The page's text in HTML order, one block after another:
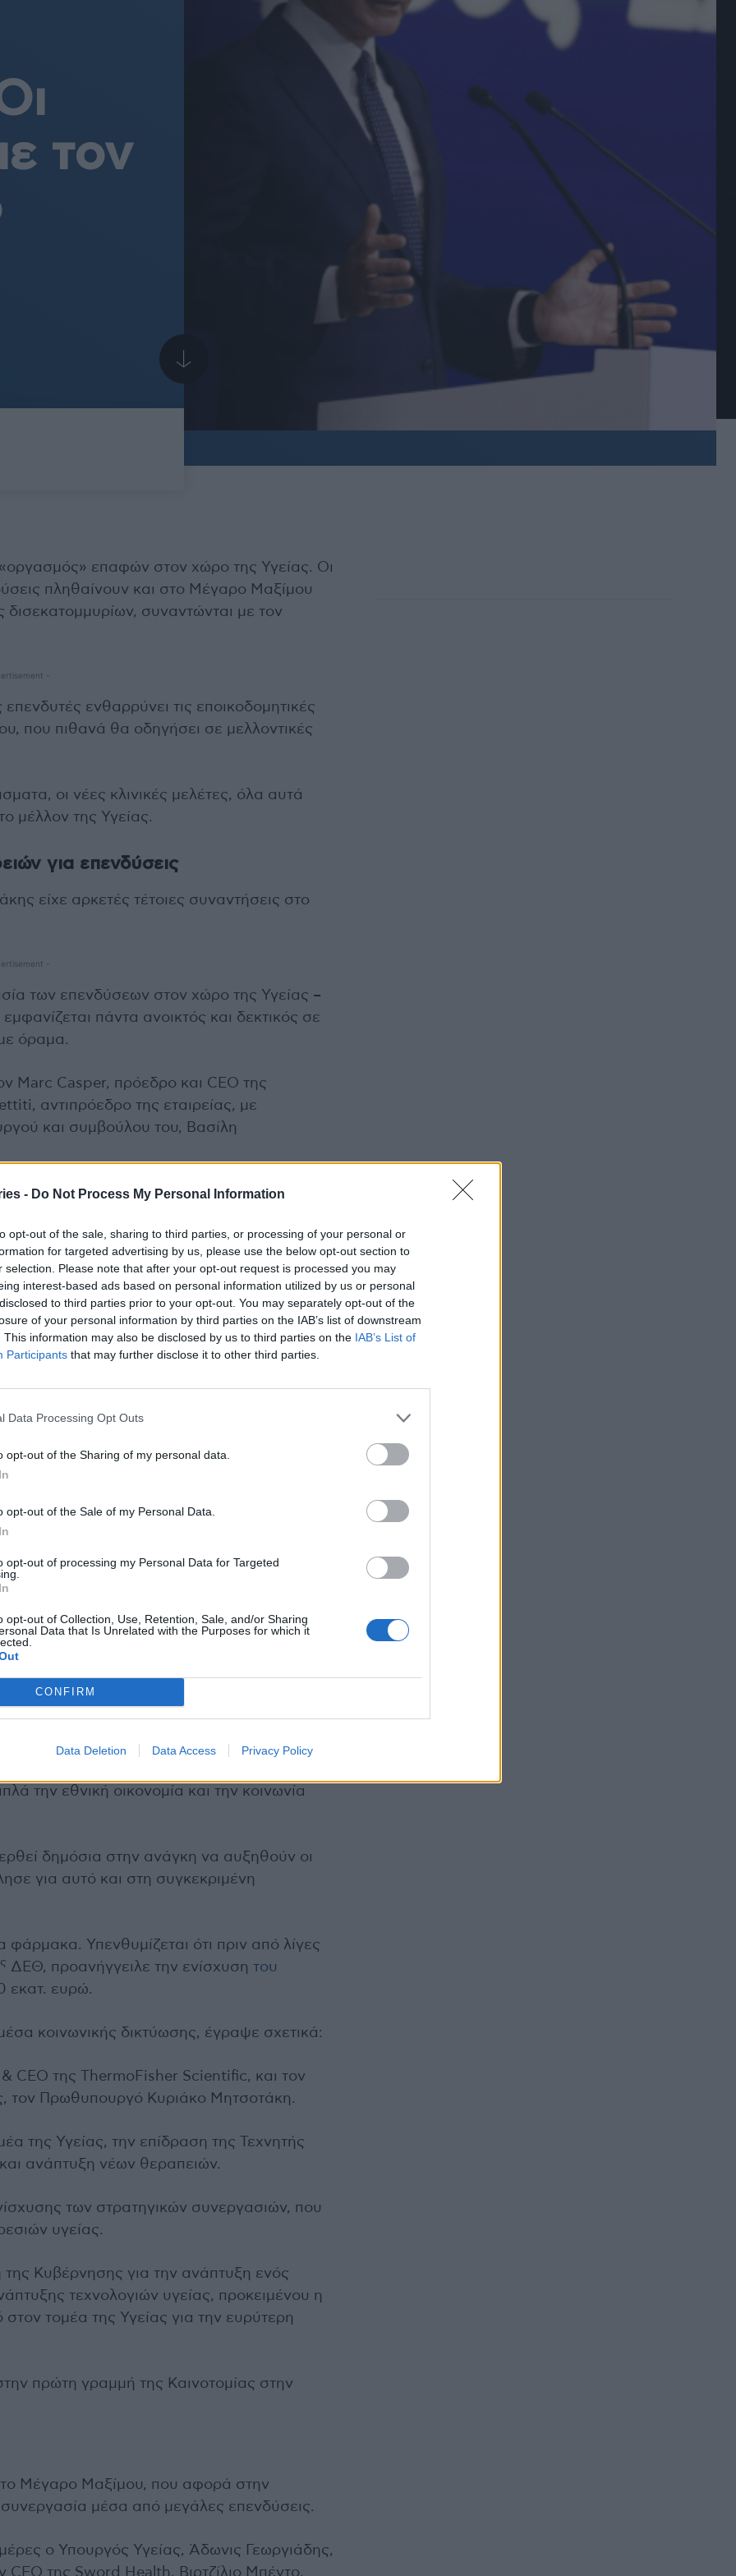
- Do Not Process My Personal Information
opt-out of the sale, sharing to third parties, or processing of your personal or
for targeted advertising by us, please use the below opt-out section to
selection. Please note that after your opt-out request is processed you may
interest-based ads based on personal information utilized by us or personal
to third parties prior to your opt-out. You may separately opt-out of the
of your personal information by third parties on the IAB’s list of downstream
This information may also be disclosed by us to third parties on the IAB’s List of
Participants that may further disclose it to other third parties.
Data Processing Opt Outs
opt-out of the Sharing of my personal data.
opt-out of the Sale of my Personal Data.
opt-out of processing my Personal Data for Targeted
opt-out of Collection, Use, Retention, Sale, and/or Sharing
Data that Is Unrelated with the Purposes for which it
CONFIRM
Data Deletion Data Access Privacy Policy
τον
«οργασμός» επαφών στον χώρο της Υγείας. Οι
πληθαίνουν και στο Μέγαρο Μαξίμου
συναντώνται με τον
-
ενθαρρύνει τις εποικοδομητικές
που πιθανά θα οδηγήσει σε μελλοντικές
οι νέες κλινικές μελέτες, όλα αυτά
μέλλον της Υγείας.
για επενδύσεις
είχε αρκετές τέτοιες συναντήσεις στο
-
των επενδύσεων στον χώρο της Υγείας –
πάντα ανοικτός και δεκτικός σε
όραμα.
Marc Casper, πρόεδρο και CEO της
αντιπρόεδρο της εταιρείας, με
και συμβούλου του, Βασίλη
μία από αυτές να αφορά στις κλινικές
για την εταιρεία PPD.
εταιρεία βιοεπιστημών και κλινικής
οργάνων, λύσεων κλινικής
φαρμακευτικών και
της εταιρείας αγγίζει τα 190 δισ.
ότι ο κολοσσός έχει ελληνική ρίζα, καθώς
πλέον, εν ζωή, αλλά η κόρη του, Μαρίνα
Βοστόνη, όπου ζει.
και στο παρελθόν, ανέλαβε την
μιας και τα υψηλόβαθμα στελέχη της
είναι τεράστια για τη χώρα μας. Δεν βοηθά
σε αυτές και μπορούν να δοκιμάσουν νέες
την εθνική οικονομία και την κοινωνία
δημόσια στην ανάγκη να αυξηθούν οι
για αυτό και στη συγκεκριμένη
Υπενθυμίζεται ότι πριν από λίγες
ΔΕΘ, προανήγγειλε την ενίσχυση του
εκατ. ευρώ.
κοινωνικής δικτύωσης, έγραψε σχετικά:
CEO της ThermoFisher Scientific, και τον
τον Πρωθυπουργό Κυριάκο Μητσοτάκη.
της Υγείας, την επίδραση της Τεχνητής
ανάπτυξη νέων θεραπειών.
των στρατηγικών συνεργασιών, που
υγείας.
Κυβέρνησης για την ανάπτυξη ενός
τεχνολογιών υγείας, προκειμένου η
τομέα της Υγείας για την ευρύτερη
πρώτη γραμμή της Καινοτομίας στην
Μέγαρο Μαξίμου, που αφορά στην
συνεργασία μέσα από μεγάλες επενδύσεις.
ο Υπουργός Υγείας, Άδωνις Γεωργιάδης,
της Sword Health, Βιρτζίλιο Μπέντο.